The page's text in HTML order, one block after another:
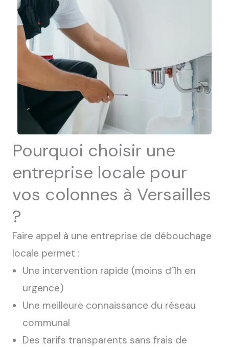
Pourquoi choisir une
entreprise locale pour
vos colonnes à Versailles
?
Faire appel à une entreprise de débouchage
locale permet :
Une intervention rapide (moins d’1h en
urgence)
Une meilleure connaissance du réseau
communal
Des tarifs transparents sans frais de